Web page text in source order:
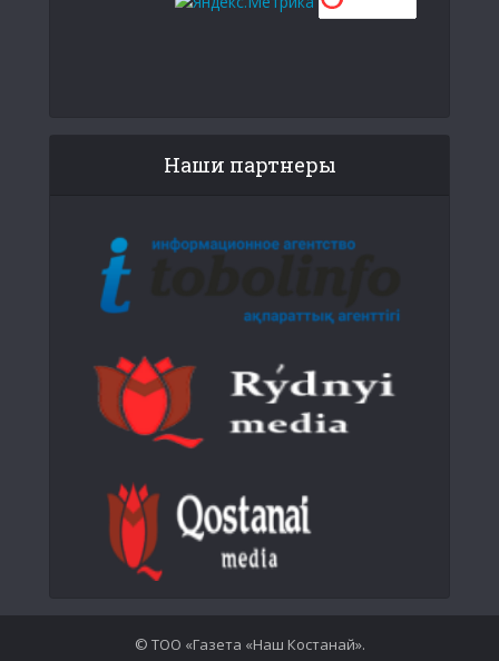
Наши партнеры
© ТОО «Газета «Наш Костанай».